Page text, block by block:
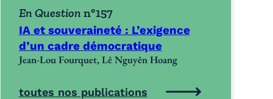
IA et souveraineté : L’exigence
d’un cadre démocratique
En Question n°157
Jean-Lou Fourquet, Lê Nguyên Hoang
toutes nos publications